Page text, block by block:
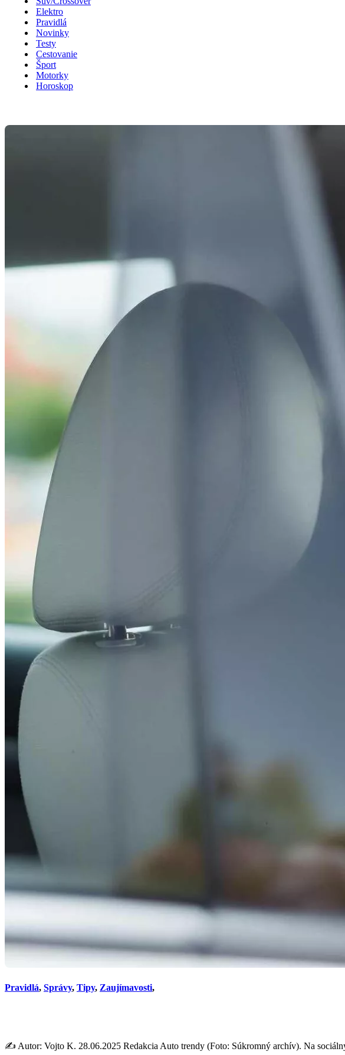
Elektro
Pravidlá
Novinky
Testy
Cestovanie
Šport
Motorky
Horoskop
Pravidlá, Správy, Tipy, Zaujímavosti,
✍️ Autor: Vojto K. 28.06.2025 Redakcia Auto trendy (Foto: Súkromný archív). Na